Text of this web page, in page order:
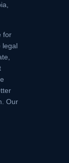
for
legal
Our